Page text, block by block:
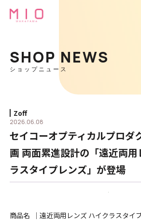
SHOP NEWS
ショップニュース
Zoff
2026.06.08
セイコーオプティカルプロダ
画 両面累進設計の「遠近両用
ラスタイプレンズ」が登場
商品名
｜遠近両用レンズ ハイクラスタイ